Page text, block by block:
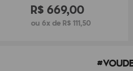
R$ 669,00
ou 6x de R$ 111,50